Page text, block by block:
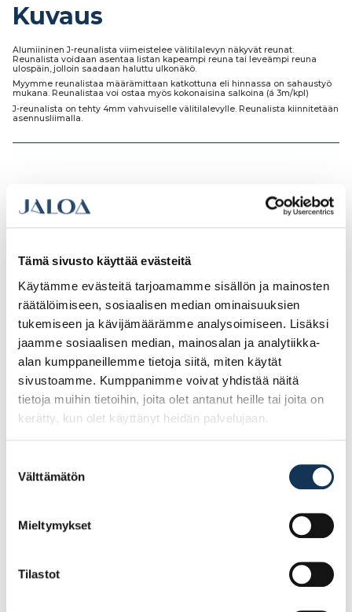
Tämä sivusto käyttää evästeitä
Käytämme evästeitä tarjoamamme sisällön ja mainosten
räätälöimiseen, sosiaalisen median ominaisuuksien
tukemiseen ja kävijämäärämme analysoimiseen. Lisäksi
jaamme sosiaalisen median, mainosalan ja analytiikka-
alan kumppaneillemme tietoja siitä, miten käytät
sivustoamme. Kumppanimme voivat yhdistää näitä
tietoja muihin tietoihin, joita olet antanut heille tai joita on
kerätty, kun olet käyttänyt heidän palvelujaan.
valinta
Välttämätön
Mieltymykset
Tilastot
Kuvaus
Alumiininen J-reunalista viimeistelee välitilalevyn näkyvät reunat.
Reunalista voidaan asentaa listan kapeampi reuna tai leveämpi reuna
ulospäin, jolloin saadaan haluttu ulkonäkö.
Myymme reunalistaa määrämittaan katkottuna eli hinnassa on sahaustyö
mukana. Reunalistaa voi ostaa myös kokonaisina salkoina (á 3m/kpl)
J-reunalista on tehty 4mm vahvuiselle välitilalevylle. Reunalista kiinnitetään
asennusliimalla.
Tutustu myös